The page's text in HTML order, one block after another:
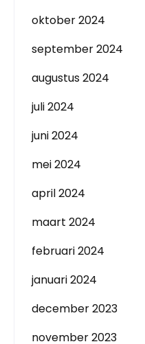
oktober 2024
september 2024
augustus 2024
juli 2024
juni 2024
mei 2024
april 2024
maart 2024
februari 2024
januari 2024
december 2023
november 2023